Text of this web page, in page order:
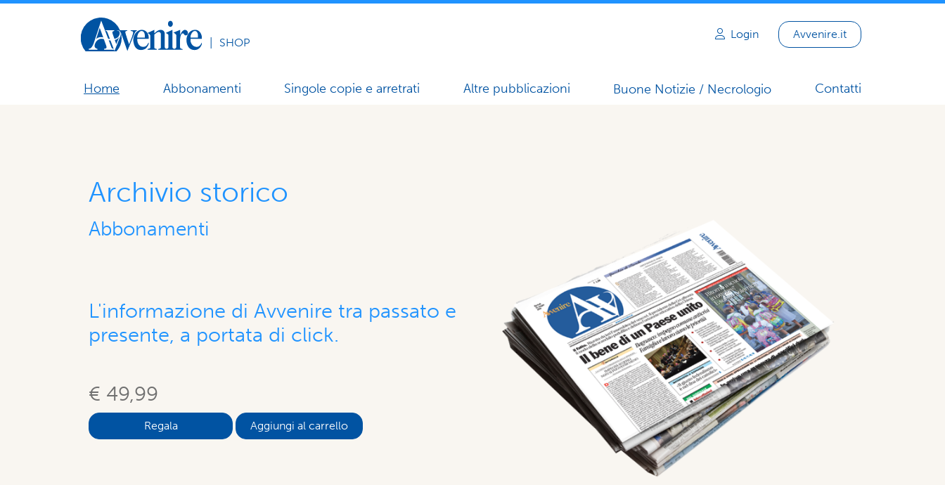
SHOP
Login Avvenire.it
Home Abbonamenti Singole copie e arretrati Altre pubblicazioni Buone Notizie / Necrologio Contatti
Archivio storico
Abbonamenti
L'informazione di Avvenire tra passato e
presente, a portata di click.
€ 49,99
Aggiungi al carrello